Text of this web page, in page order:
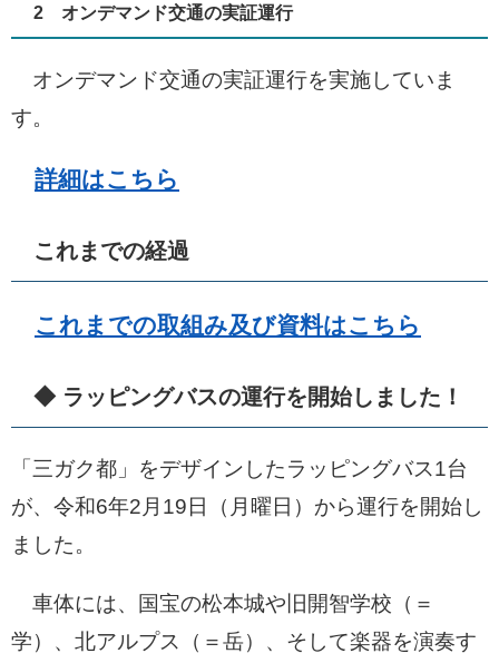
2 オンデマンド交通の実証運行
オンデマンド交通の実証運行を実施していま
す。
詳細はこちら
これまでの経過
これまでの取組み及び資料はこちら
​​◆ ラッピングバスの運行を開始しました！
「三ガク都」をデザインしたラッピングバス1台
が、令和6年2月19日（月曜日）から運行を開始し
ました。
車体には、国宝の松本城や旧開智学校（＝
学）、北アルプス（＝岳）、そして楽器を演奏す